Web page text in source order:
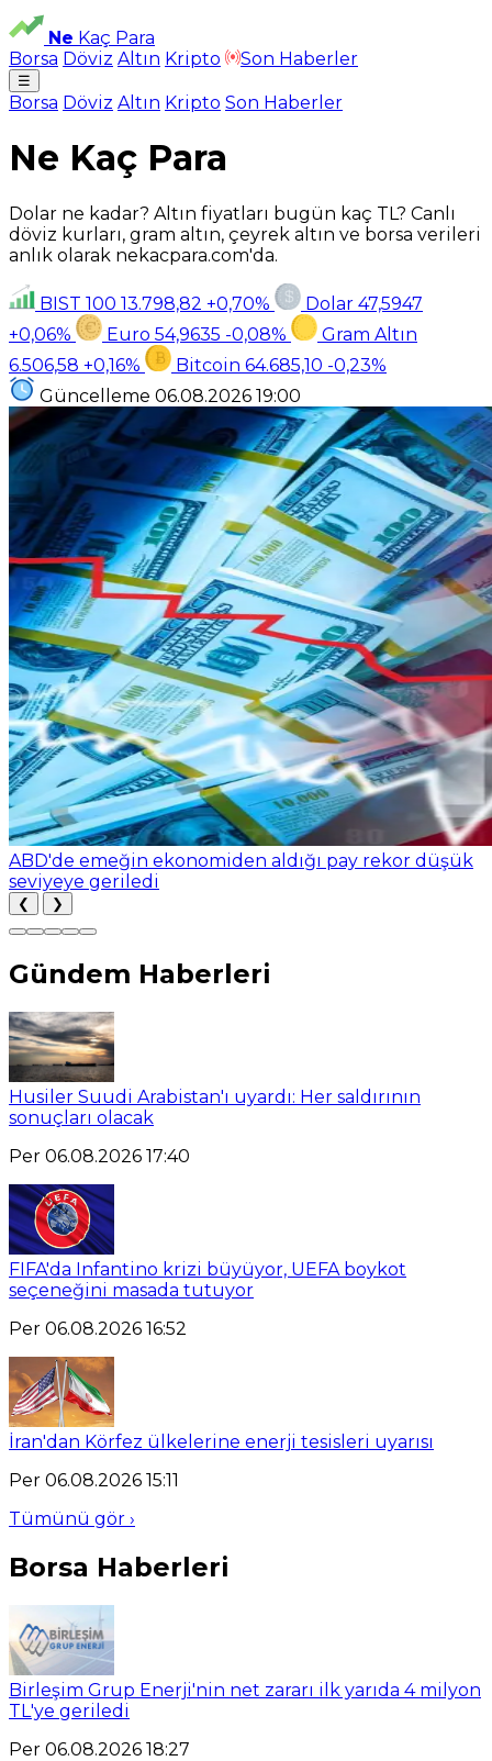
Ne Kaç Para
Borsa Döviz Altın Kripto Son Haberler
☰
Borsa Döviz Altın Kripto Son Haberler
Ne Kaç Para
Dolar ne kadar? Altın fiyatları bugün kaç TL? Canlı
döviz kurları, gram altın, çeyrek altın ve borsa verileri
anlık olarak nekacpara.com'da.
BIST 100 13.798,82 +0,70% Dolar 47,5947
+0,06%
Euro 54,9635 -0,08%
Gram Altın
6.506,58 +0,16% Bitcoin 64.685,10 -0,23%
Güncelleme 06.08.2026 19:00
ABD'de emeğin ekonomiden aldığı pay rekor düşük
seviyeye geriledi
❮ ❯
Gündem Haberleri
Husiler Suudi Arabistan'ı uyardı: Her saldırının
sonuçları olacak
Per 06.08.2026 17:40
FIFA'da Infantino krizi büyüyor, UEFA boykot
seçeneğini masada tutuyor
Per 06.08.2026 16:52
İran'dan Körfez ülkelerine enerji tesisleri uyarısı
Per 06.08.2026 15:11
Tümünü gör ›
Borsa Haberleri
Birleşim Grup Enerji'nin net zararı ilk yarıda 4 milyon
TL'ye geriledi
Per 06.08.2026 18:27